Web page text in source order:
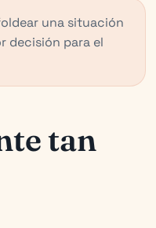
una situación
decisión para el
tan